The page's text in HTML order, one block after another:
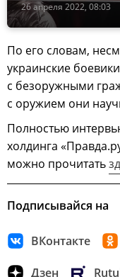
26 апреля 2022, 08:03
По его словам,
украинские
с безоружными
с оружием они
Полностью
холдинга
можно прочитать
Подписывайся на
ВКонтакте
Дзен